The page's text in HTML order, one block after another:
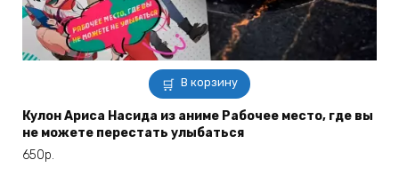
В корзину
Кулон Ариса Насида из аниме Рабочее место, где вы
не можете перестать улыбаться
650р.